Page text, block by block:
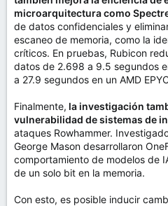
microarquitectura como
de datos confidenciales y
escaneo de memoria, como la
críticos. En pruebas, Rubicon
datos de 2.698 a 9.5 segundos
a 27.9 segundos en un AMD
Finalmente, la investigación
vulnerabilidad de sistemas de
ataques Rowhammer.
George Mason desarrollaron
comportamiento de modelos de
de un solo bit en la memoria.
Con esto, es posible inducir